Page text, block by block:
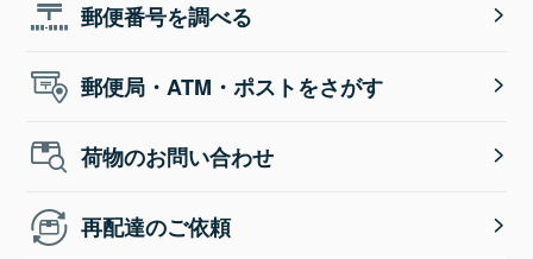
郵便番号を調べる
郵便局・ATM・ポストをさがす
荷物のお問い合わせ
再配達のご依頼